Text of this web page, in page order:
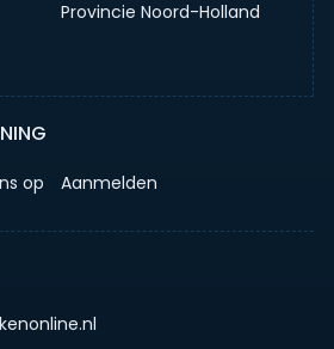
Provincie Noord-Holland
op Aanmelden